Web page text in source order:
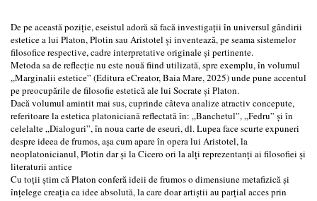
De pe această poziție, eseistul adoră să facă investigații în universul gândirii
estetice a lui Platon, Plotin sau Aristotel și inventează, pe seama sistemelor
filosofice respective, cadre interpretative originale și pertinente.
Metoda sa de reflecție nu este nouă fiind utilizată, spre exemplu, în volumul
„Marginalii estetice” (Editura eCreator, Baia Mare, 2025) unde pune accentul
pe preocupările de filosofie estetică ale lui Socrate şi Platon.
Dacă volumul amintit mai sus, cuprinde câteva analize atractiv concepute,
referitoare la estetica platoniciană reflectată în: „Banchetul”, „Fedru” și în
celelalte „Dialoguri”, în noua carte de eseuri, dl. Lupea face scurte expuneri
despre ideea de frumos, așa cum apare în opera lui Aristotel, la
neoplatonicianul, Plotin dar și la Cicero ori la alți reprezentanți ai filosofiei și
literaturii antice
Cu toții știm că Platon conferă ideii de frumos o dimensiune metafizică și
înțelege creația ca idee absolută, la care doar artiștii au parțial acces prin